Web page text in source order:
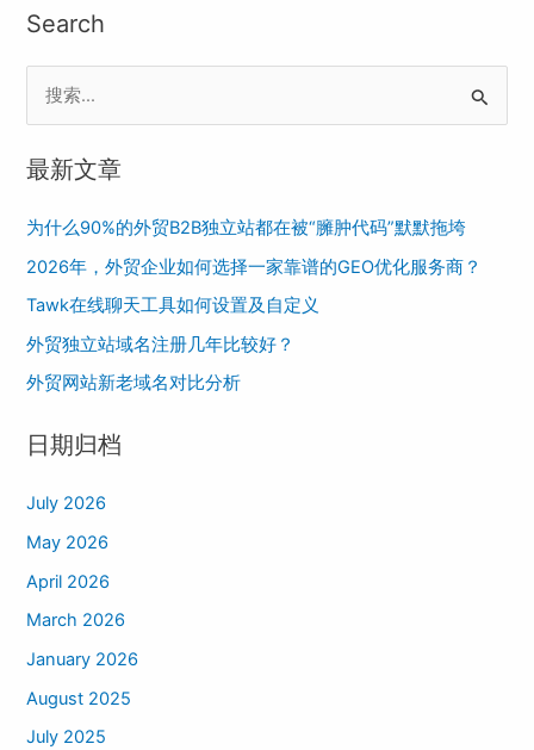
Search
a
c
h
f
o
r
最新文章
为什么90%的外贸B2B独立站都在被“臃肿代码”默默拖垮
2026年，外贸企业如何选择一家靠谱的GEO优化服务商？
Tawk在线聊天工具如何设置及自定义
外贸独立站域名注册几年比较好？
外贸网站新老域名对比分析
日期归档
July 2026
May 2026
April 2026
March 2026
January 2026
August 2025
July 2025